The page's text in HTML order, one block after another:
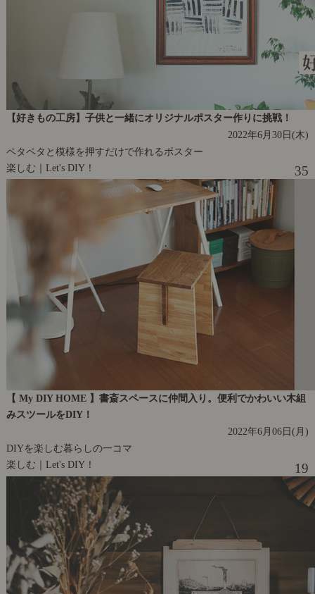
【好きもの工房】子供と一緒にオリジナルポスター作りに挑戦！
2022年6月30日(木)
ペタペタと模様を押すだけで作れるポスター
楽しむ｜Let's DIY！
35
【 My DIY HOME 】書斎スペースに仲間入り。便利でかわいい木組
みスツールをDIY！
2022年6月06日(月)
DIYを楽しむ暮らしの一コマ
楽しむ｜Let's DIY！
19